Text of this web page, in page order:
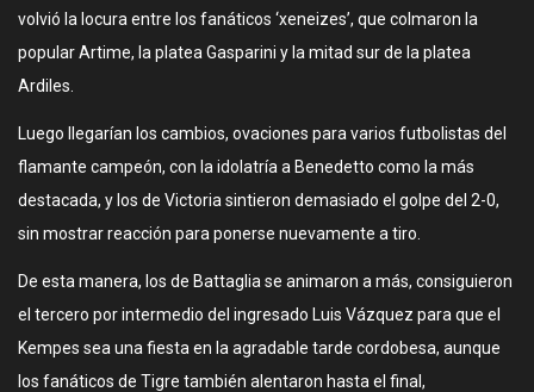
volvió la locura entre los fanáticos ‘xeneizes’, que colmaron la
popular Artime, la platea Gasparini y la mitad sur de la platea
Ardiles.
Luego llegarían los cambios, ovaciones para varios futbolistas del
flamante campeón, con la idolatría a Benedetto como la más
destacada, y los de Victoria sintieron demasiado el golpe del 2-0,
sin mostrar reacción para ponerse nuevamente a tiro.
De esta manera, los de Battaglia se animaron a más, consiguieron
el tercero por intermedio del ingresado Luis Vázquez para que el
Kempes sea una fiesta en la agradable tarde cordobesa, aunque
los fanáticos de Tigre también alentaron hasta el final,